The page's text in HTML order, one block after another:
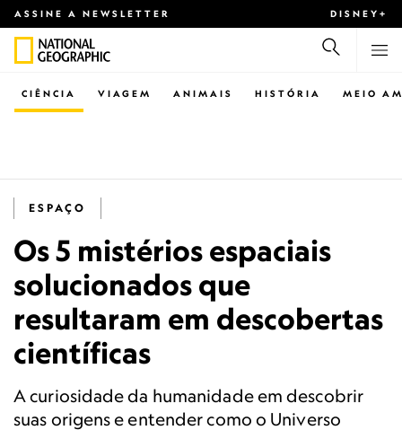
ASSINE A NEWSLETTER DISNEY+
CIÊNCIA VIAGEM ANIMAIS HISTÓRIA MEIO
ESPAÇO
Os 5 mistérios espaciais
solucionados que
resultaram em descobertas
científicas
A curiosidade da humanidade em descobrir
suas origens e entender como o Universo